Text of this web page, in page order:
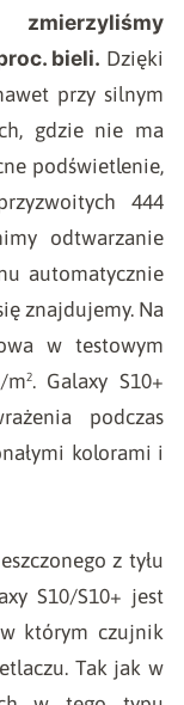
bieli. Dzięki
przy silnym
gdzie nie ma
podświetlenie,
444
odtwarzanie
automatycznie
znajdujemy. Na
w testowym
Galaxy S10+
podczas
kolorami i
z tyłu
S10/S10+ jest
którym czujnik
Tak jak w